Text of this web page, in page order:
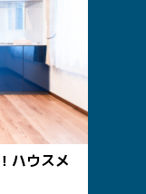
ハウスメ